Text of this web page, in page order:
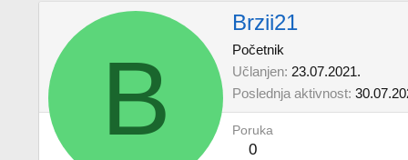
B
Brzii21
Početnik
Učlanjen 23.07.2021.
Poslednja aktivnost
Poruka
0